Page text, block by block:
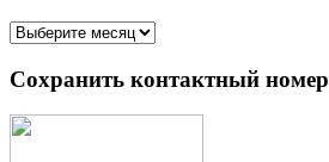
Архивы
Сохранить контактный номер